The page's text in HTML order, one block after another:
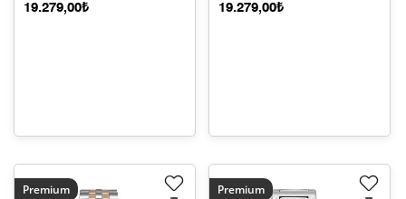
19.279,00₺ 19.279,00₺
Premium Premium